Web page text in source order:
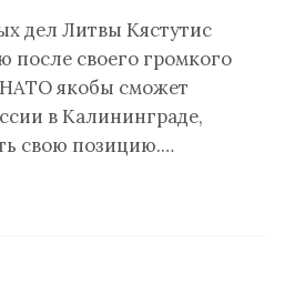
дел Литвы Кястутис
после своего громкого
НАТО якобы сможет
в Калининграде,
свою позицию.…